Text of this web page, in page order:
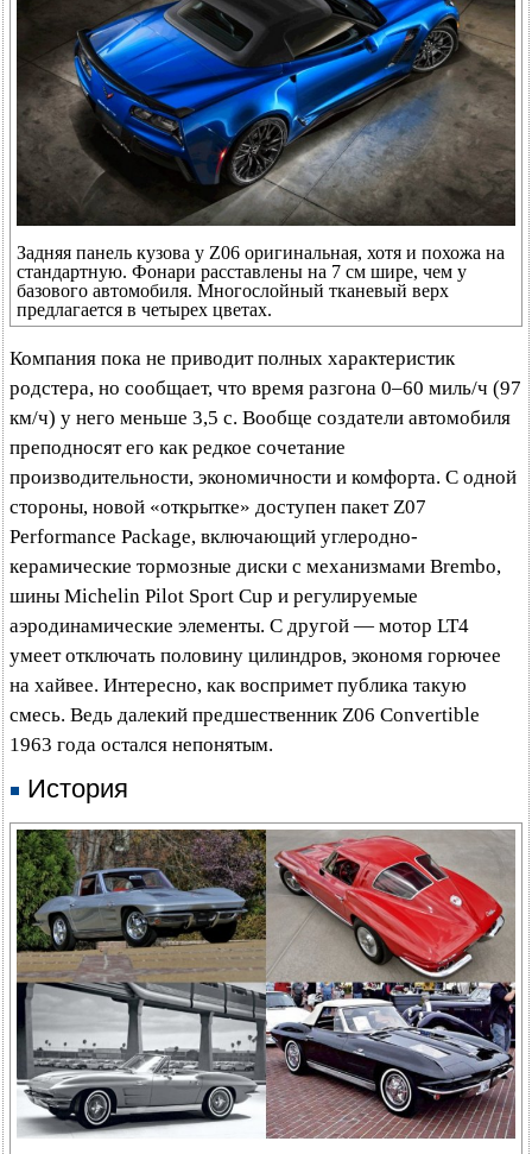
Задняя панель кузова у Z06 оригинальная, хотя и похожа на
стандартную. Фонари расставлены на 7 см шире, чем у
базового автомобиля. Многослойный тканевый верх
предлагается в четырех цветах.
Компания пока не приводит полных характеристик
родстера, но сообщает, что время разгона 0–60 миль/ч (97
км/ч) у него меньше 3,5 с. Вообще создатели автомобиля
преподносят его как редкое сочетание
производительности, экономичности и комфорта. С одной
стороны, новой «открытке» доступен пакет Z07
Performance Package, включающий углеродно-
керамические тормозные диски с механизмами Brembo,
шины Michelin Pilot Sport Cup и регулируемые
аэродинамические элементы. С другой — мотор LT4
умеет отключать половину цилиндров, экономя горючее
на хайвее. Интересно, как воспримет публика такую
смесь. Ведь далекий предшественник Z06 Convertible
1963 года остался непонятым.
История